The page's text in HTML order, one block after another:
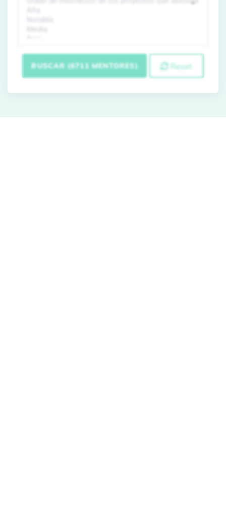
BUSCAR (6711 MENTORES) Reset